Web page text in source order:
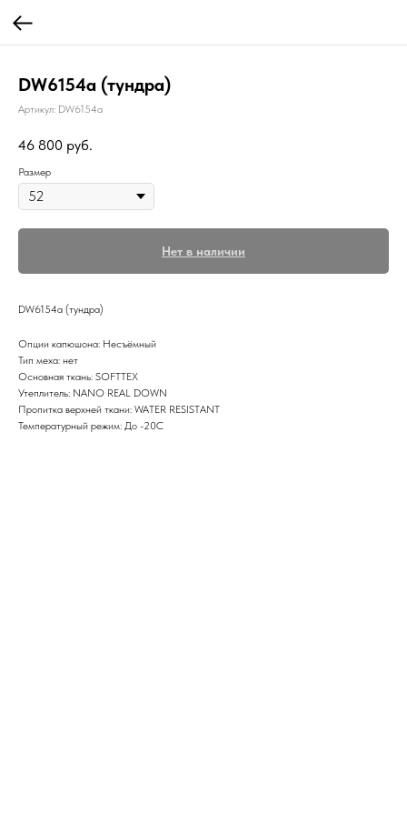
DW6154a (тундра)
Артикул: DW6154a
46 800 руб.
Размер
Нет в наличии
DW6154a (тундра)
Опции капюшона: Несъёмный
Тип меха: нет
Основная ткань: SOFTTEX
Утеплитель: NANO REAL DOWN
Пропитка верхней ткани: WATER RESISTANT
Температурный режим: До -20С